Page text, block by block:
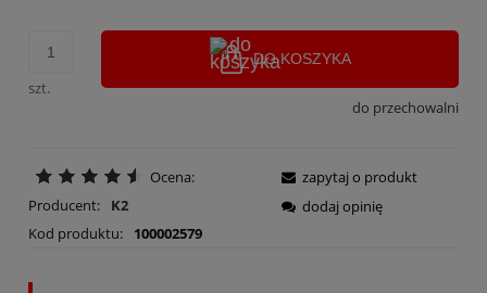
szt.
DO KOSZYKA
do przechowalni
Ocena:
Producent:
K2
Kod produktu:
100002579
zapytaj o produkt
dodaj opinię